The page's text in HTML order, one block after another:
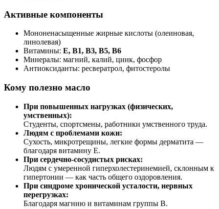
Активные компоненты
Мононенасыщенные жирные кислоты (олеиновая,
линолевая)
Витамины: E, B1, B3, B5, B6
Минералы: магний, калий, цинк, фосфор
Антиоксиданты: ресвератрол, фитостеролы
Кому полезно масло
При повышенных нагрузках (физических,
умственных):
Студенты, спортсмены, работники умственного труда.
Людям с проблемами кожи:
Сухость, микротрещины, легкие формы дерматита —
благодаря витамину E.
При сердечно-сосудистых рисках:
Людям с умеренной гиперхолестеринемией, склонным к
гипертонии — как часть общего оздоровления.
При синдроме хронической усталости, нервных
перегрузках:
Благодаря магнию и витаминам группы B.